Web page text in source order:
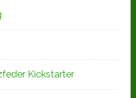
Kickstarter